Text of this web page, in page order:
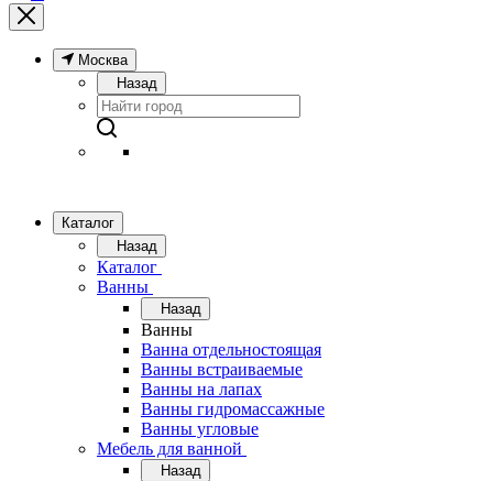
Москва
Назад
Каталог
Назад
Каталог
Ванны
Назад
Ванны
Ванна отдельностоящая
Ванны встраиваемые
Ванны на лапах
Ванны гидромассажные
Ванны угловые
Мебель для ванной
Назад